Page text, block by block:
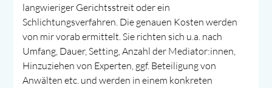
langwieriger Gerichtsstreit oder ein
Schlichtungsverfahren. Die genauen Kosten werden
von mir vorab ermittelt. Sie richten sich u.a. nach
Umfang, Dauer, Setting, Anzahl der Mediator:innen,
Hinzuziehen von Experten, ggf. Beteiligung von
Anwälten etc. und werden in einem konkreten